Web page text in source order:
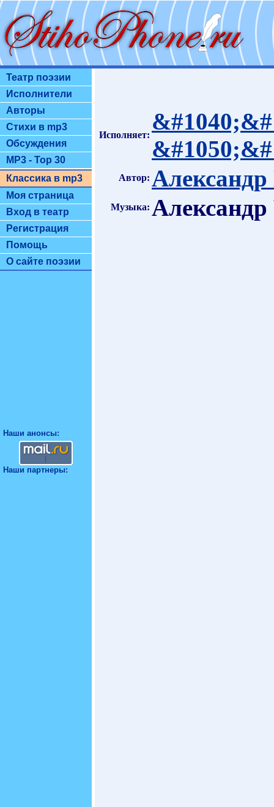
Театр поэзии
Исполнители
Авторы
Стихи в mp3
Обсуждения
MP3 - Top 30
Классика в mp3
Моя страница
Вход в театр
Регистрация
Помощь
О сайте поэзии
Наши анонсы:
Наши партнеры:
Исполняет:
Автор:
Музыка: